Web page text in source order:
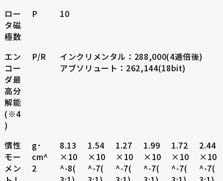
ロー
タ磁
極数
P 10
エン
コー
ダ最
高分
解能
(※4
)
P/R
インクリメンタル：288,000(4逓倍後)
アブソリュート：262,144(18bit)
慣性
モー
メン
g･
cm^
2
8.13
×10
^-8(
1.54
×10
^-7(
1.27
×10
^-7(
1.99
×10
^-7(
1.72
×10
^-7(
2.44
×10
^-7(